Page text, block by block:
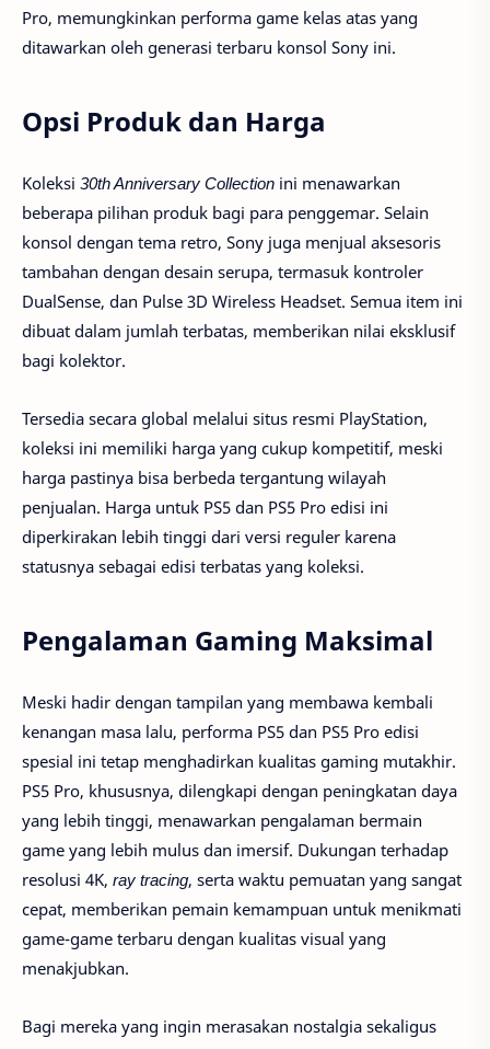
Pro, memungkinkan performa game kelas atas yang
ditawarkan oleh generasi terbaru konsol Sony ini.
Opsi Produk dan Harga
Koleksi 30th Anniversary Collection ini menawarkan
beberapa pilihan produk bagi para penggemar. Selain
konsol dengan tema retro, Sony juga menjual aksesoris
tambahan dengan desain serupa, termasuk kontroler
DualSense, dan Pulse 3D Wireless Headset. Semua item ini
dibuat dalam jumlah terbatas, memberikan nilai eksklusif
bagi kolektor.
Tersedia secara global melalui situs resmi PlayStation,
koleksi ini memiliki harga yang cukup kompetitif, meski
harga pastinya bisa berbeda tergantung wilayah
penjualan. Harga untuk PS5 dan PS5 Pro edisi ini
diperkirakan lebih tinggi dari versi reguler karena
statusnya sebagai edisi terbatas yang koleksi.
Pengalaman Gaming Maksimal
Meski hadir dengan tampilan yang membawa kembali
kenangan masa lalu, performa PS5 dan PS5 Pro edisi
spesial ini tetap menghadirkan kualitas gaming mutakhir.
PS5 Pro, khususnya, dilengkapi dengan peningkatan daya
yang lebih tinggi, menawarkan pengalaman bermain
game yang lebih mulus dan imersif. Dukungan terhadap
resolusi 4K, ray tracing, serta waktu pemuatan yang sangat
cepat, memberikan pemain kemampuan untuk menikmati
game-game terbaru dengan kualitas visual yang
menakjubkan.
Bagi mereka yang ingin merasakan nostalgia sekaligus